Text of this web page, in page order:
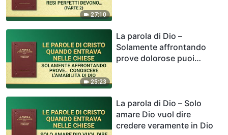
27:10
25:23
La parola di Dio –
Solamente affrontando
prove dolorose puoi
La parola di Dio – Solo
amare Dio vuol dire
credere veramente in Dio